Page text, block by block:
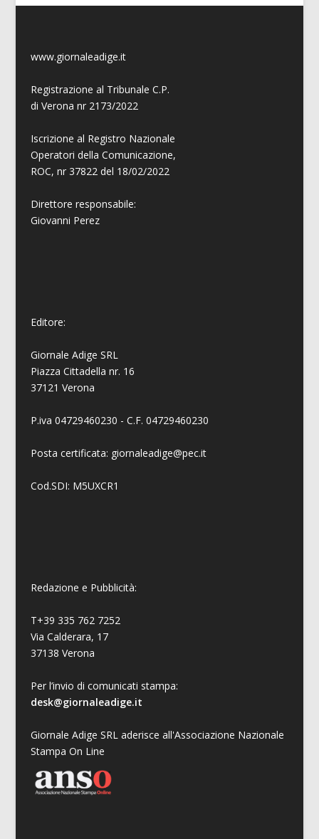
www.giornaleadige.it
Registrazione al Tribunale C.P.
di Verona nr 2173/2022
Iscrizione al Registro Nazionale
Operatori della Comunicazione,
ROC, nr 37822 del 18/02/2022
Direttore responsabile:
Giovanni Perez
Editore:
Giornale Adige SRL
Piazza Cittadella nr. 16
37121 Verona
P.iva 04729460230 - C.F. 04729460230
Posta certificata: giornaleadige@pec.it
Cod.SDI: M5UXCR1
Redazione e Pubblicità:
T+39 335 762 7252
Via Calderara, 17
37138 Verona
Per l’invio di comunicati stampa:
desk@giornaleadige.it
Giornale Adige SRL aderisce all'Associazione Nazionale
Stampa On Line